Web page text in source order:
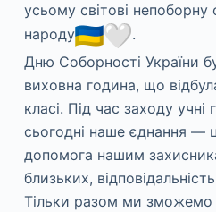
усьому світові непоборну
народу
.
Дню Соборності України
виховна година, що
класі. Під час заходу
сьогодні наше єднання —
допомога нашим
близьких,
Тільки разом ми зможемо